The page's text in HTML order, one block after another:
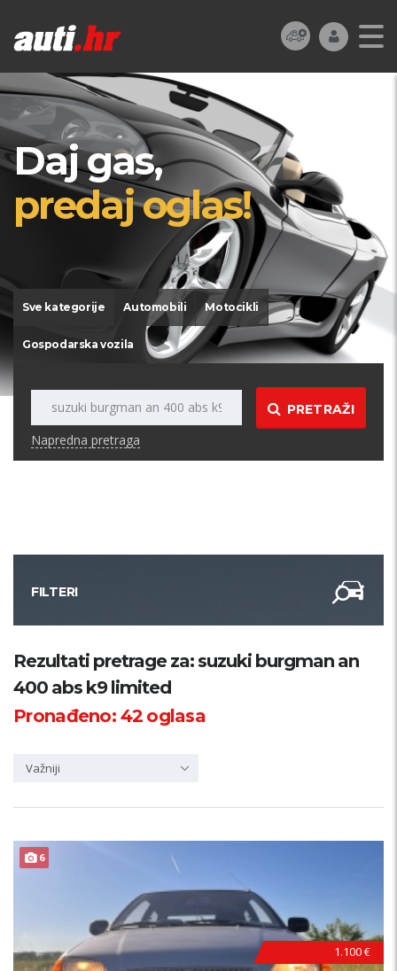
Daj gas,
predaj oglas!
Sve kategorije Automobili Motocikli
Gospodarska vozila
PRETRAŽI
Napredna pretraga
FILTERI
Kategorija
Županija
Rezultati pretrage za: suzuki burgman an
400 abs k9 limited
Pronađeno:42oglasa
Važniji
6
1.100 €